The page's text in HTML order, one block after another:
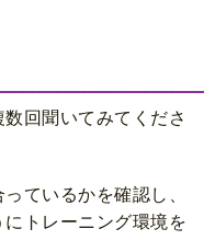
回聞いてみてくださ
ているかを確認し、
トレーニング環境を